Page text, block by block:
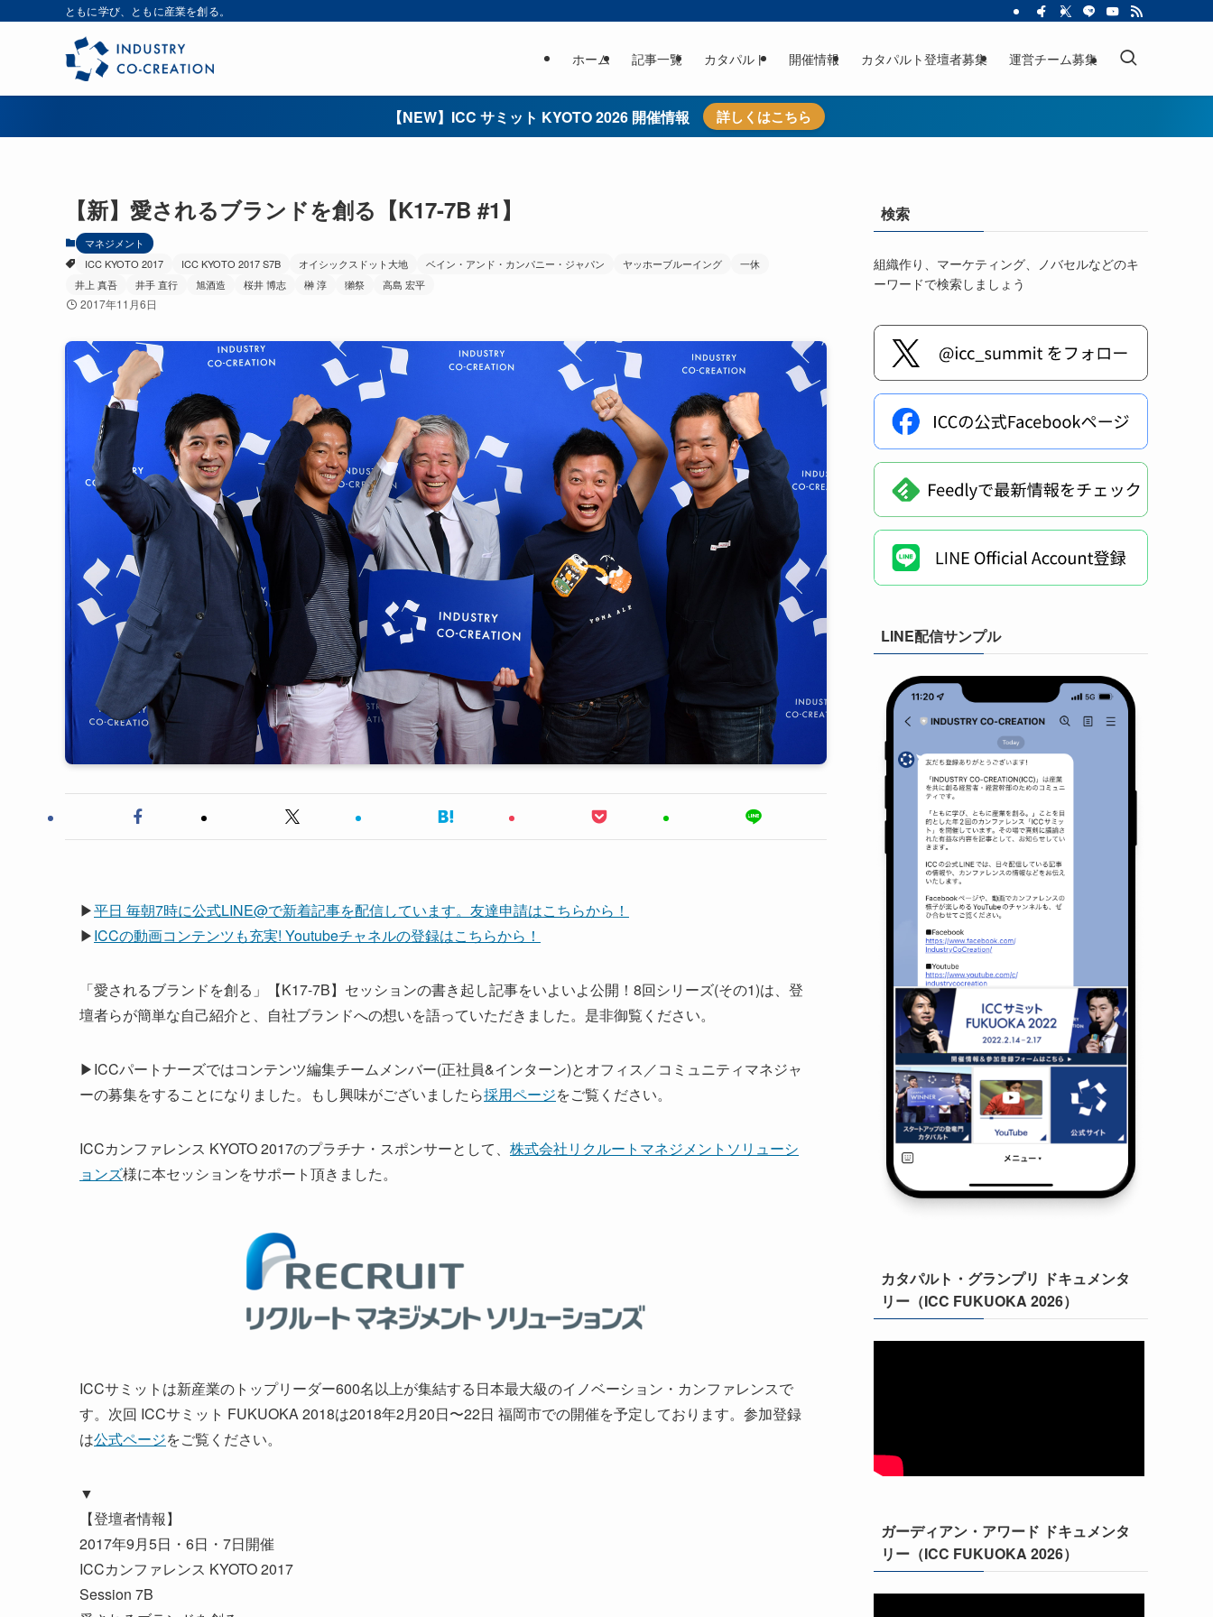
ともに学び、ともに産業を創る。
ホーム 記事一覧 カタパルト 開催情報 カタパルト登壇者募集 運営チーム募集
【NEW】ICC サミット KYOTO 2026 開催情報 詳しくはこちら
【新】愛されるブランドを創る【K17-7B #1】
マネジメント
ICC KYOTO 2017
ICC KYOTO 2017 S7B オイシックスドット大地 ベイン・アンド・カンパニー・ジャパン ヤッホーブルーイング
一休
井上 真吾
井手 直行 旭酒造 桜井 博志 榊 淳 獺祭 高島 宏平
2017年11月6日
▶平日 毎朝7時に公式LINE@で新着記事を配信しています。友達申請はこちらから！
▶ICCの動画コンテンツも充実! Youtubeチャネルの登録はこちらから！
「愛されるブランドを創る」【K17-7B】セッションの書き起し記事をいよいよ公開！8回シリーズ(その1)は、登
壇者らが簡単な自己紹介と、自社ブランドへの想いを語っていただきました。是非御覧ください。
▶ICCパートナーズではコンテンツ編集チームメンバー(正社員&インターン)とオフィス／コミュニティマネジャ
ーの募集をすることになりました。もし興味がございましたら採用ページをご覧ください。
ICCカンファレンス KYOTO 2017のプラチナ・スポンサーとして、 株式会社リクルートマネジメントソリューシ
ョンズ様に本セッションをサポート頂きました。
ICCサミットは新産業のトップリーダー600名以上が集結する日本最大級のイノベーション・カンファレンスで
す。次回 ICCサミット FUKUOKA 2018は2018年2月20日〜22日 福岡市での開催を予定しております。参加登録
は公式ページをご覧ください。
▼
【登壇者情報】
2017年9月5日・6日・7日開催
ICCカンファレンス KYOTO 2017
Session 7B
検索
組織作り、マーケティング、ノバセルなどのキ
ーワードで検索しましょう
LINE配信サンプル
カタパルト・グランプリ ドキュメンタ
リー（ICC FUKUOKA 2026）
ガーディアン・アワード ドキュメンタ
リー（ICC FUKUOKA 2026）